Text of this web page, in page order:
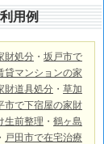
用例
財処分 ・ 坂戸市で
貸マンションの家
財道具処分 ・ 草加
市で下宿屋の家財
生前整理 ・ 鶴ヶ島
・ 戸田市で在宅治療